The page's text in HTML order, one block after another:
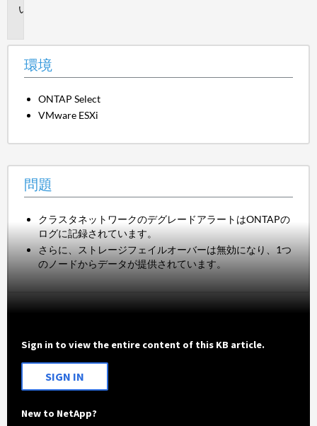
環境
ONTAP Select
VMware ESXi
問題
クラスタネットワークのデグレードアラートはONTAPの
ログに記録されています。
さらに、ストレージフェイルオーバーは無効になり、1つ
のノードからデータが提供されています。
Sign in to view the entire content of this KB article.
SIGN IN
New to NetApp?